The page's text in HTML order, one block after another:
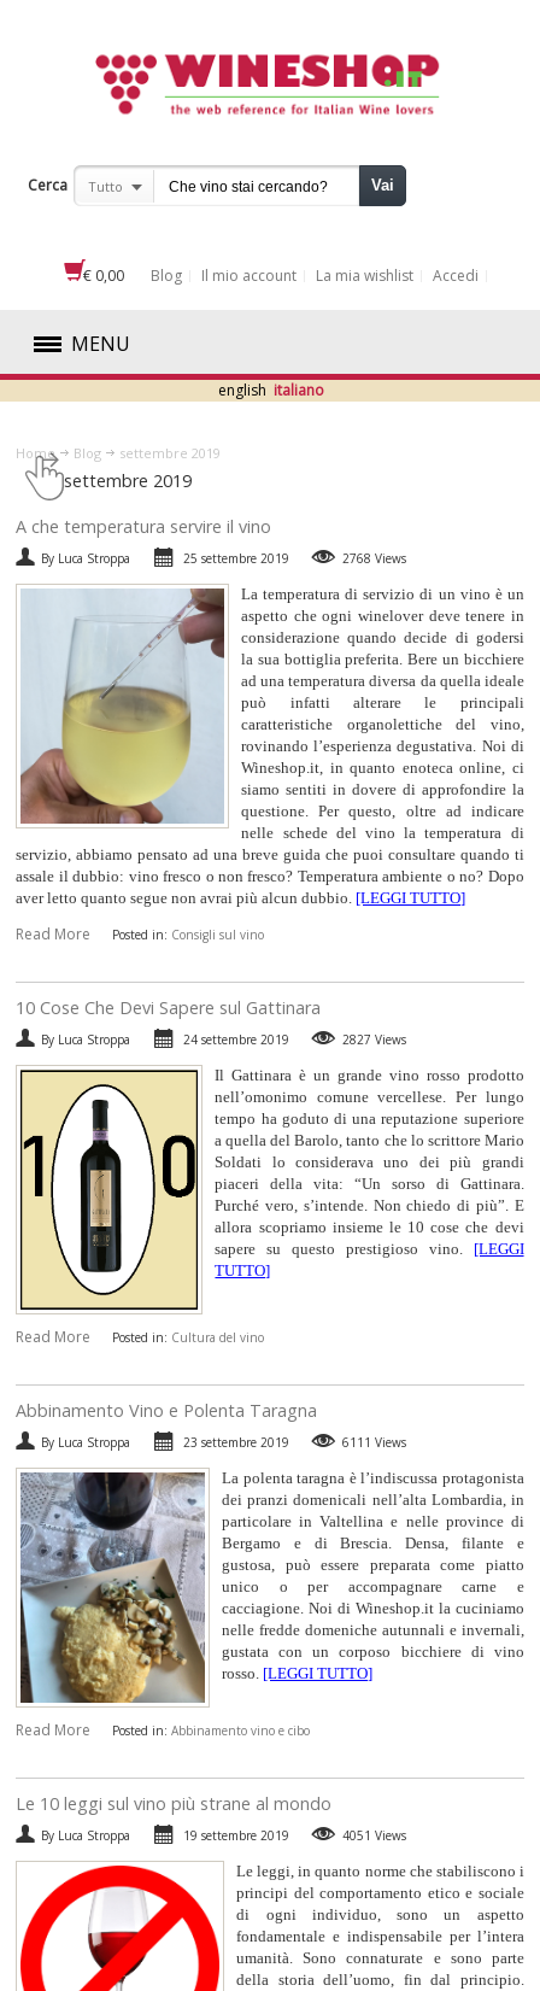
Cerca Tutto Vai
€ 0,00 Blog Il mio account La mia wishlist Accedi
MENU
ROSSI
BIANCHI
ROSATI
SPUMANTI
DESSERT
NON SOLO VINO
REGALI
CLUBWINESHOP.IT
TROVAIL TUO VINO
english italiano
Home Blog settembre 2019
settembre 2019
A che temperatura servire il vino
By Luca Stroppa 25 settembre 2019 2768 Views
La temperatura di servizio di un vino è un
aspetto che ogni winelover deve tenere in
considerazione quando decide di godersi
la sua bottiglia preferita. Bere un bicchiere
ad una temperatura diversa da quella ideale
può infatti alterare le principali
caratteristiche organolettiche del vino,
rovinando l’esperienza degustativa. Noi di
Wineshop.it, in quanto enoteca online, ci
siamo sentiti in dovere di approfondire la
questione. Per questo, oltre ad indicare
nelle schede del vino la temperatura di
servizio, abbiamo pensato ad una breve guida che puoi consultare quando ti
assale il dubbio: vino fresco o non fresco? Temperatura ambiente o no? Dopo
aver letto quanto segue non avrai più alcun dubbio. [LEGGI TUTTO]
Read More Posted in: Consigli sul vino
10 Cose Che Devi Sapere sul Gattinara
By Luca Stroppa 24 settembre 2019 2827 Views
Il Gattinara è un grande vino rosso prodotto
nell’omonimo comune vercellese. Per lungo
tempo ha goduto di una reputazione superiore
a quella del Barolo, tanto che lo scrittore Mario
Soldati lo considerava uno dei più grandi
piaceri della vita: “Un sorso di Gattinara.
Purché vero, s’intende. Non chiedo di più”. E
allora scopriamo insieme le 10 cose che devi
sapere su questo prestigioso vino. [LEGGI
TUTTO]
Read More Posted in: Cultura del vino
​Abbinamento Vino e Polenta Taragna
By Luca Stroppa 23 settembre 2019 6111 Views
La polenta taragna è l’indiscussa protagonista
dei pranzi domenicali nell’alta Lombardia, in
particolare in Valtellina e nelle province di
Bergamo e di Brescia. Densa, filante e
gustosa, può essere preparata come piatto
unico o per accompagnare carne e
cacciagione. Noi di Wineshop.it la cuciniamo
nelle fredde domeniche autunnali e invernali,
gustata con un corposo bicchiere di vino
rosso. [LEGGI TUTTO]
Read More Posted in:Abbinamento vino e cibo
​Le 10 leggi sul vino più strane al mondo
By Luca Stroppa 19 settembre 2019 4051 Views
Le leggi, in quanto norme che stabiliscono i
principi del comportamento etico e sociale
di ogni individuo, sono un aspetto
fondamentale e indispensabile per l’intera
umanità. Sono connaturate e sono parte
della storia dell’uomo, fin dal principio.